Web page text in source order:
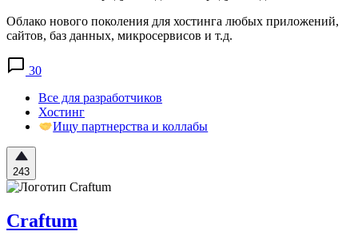
Облако нового поколения для хостинга любых приложений,
сайтов, баз данных, микросервисов и т.д.
30
Все для разработчиков
Хостинг
Ищу партнерства и коллабы
243
Craftum